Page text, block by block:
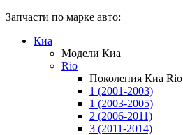
Запчасти по марке авто:
Киа
Модели Киа
Rio
Поколения Киа Rio
1 (2001-2003)
1 (2003-2005)
2 (2006-2011)
3 (2011-2014)